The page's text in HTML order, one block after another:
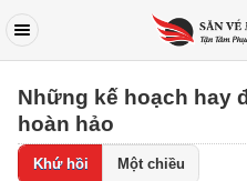
Những kế hoạch hay
hoàn hảo
Khứ hồi Một chiều